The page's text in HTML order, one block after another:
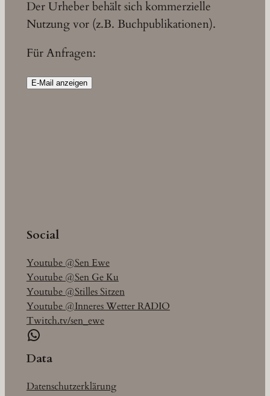
Der Urheber behält sich kommerzielle
Nutzung vor (z.B. Buchpublikationen).
Für Anfragen:
E-Mail anzeigen
Social
Youtube @Sen Ewe
Youtube @Sen Ge Ku
Youtube @Stilles Sitzen
Youtube @Inneres Wetter RADIO
Twitch.tv/sen_ewe
WhatsApp
Data
Datenschutzerklärung